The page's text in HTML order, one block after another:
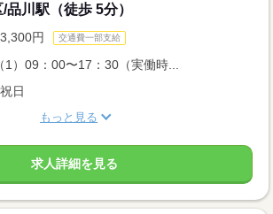
川駅（徒歩 5分）
円 交通費一部支給
1）09：00〜17：30（実働時...
日
もっと見る
求人詳細を見る